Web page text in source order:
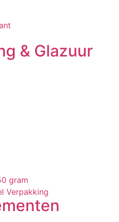
& Glazuur
gram
Verpakking